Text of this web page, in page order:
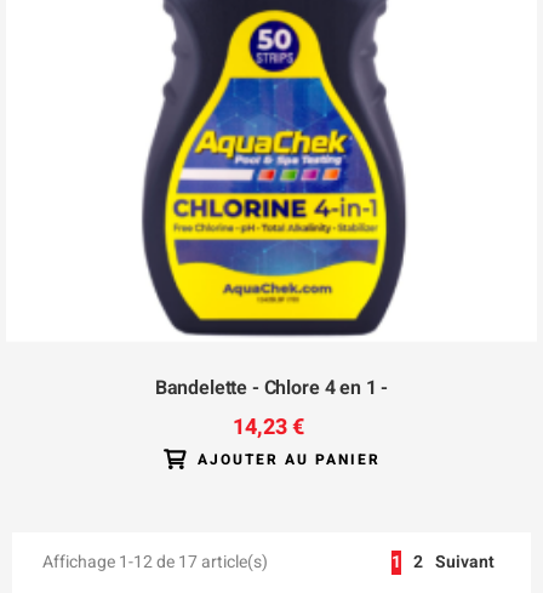
Bandelette - Chlore 4 en 1 -
14,23 €
AJOUTER AU PANIER
Affichage 1-12 de 17 article(s) 1 2 Suivant